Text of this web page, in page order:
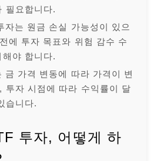
필요합니다.
자는 원금 손실 가능성이 있으
에 투자 목표와 위험 감수 수
해야 합니다.
금 가격 변동에 따라 가격이 변
투자 시점에 따라 수익률이 달
습니다.
투자, 어떻게 하